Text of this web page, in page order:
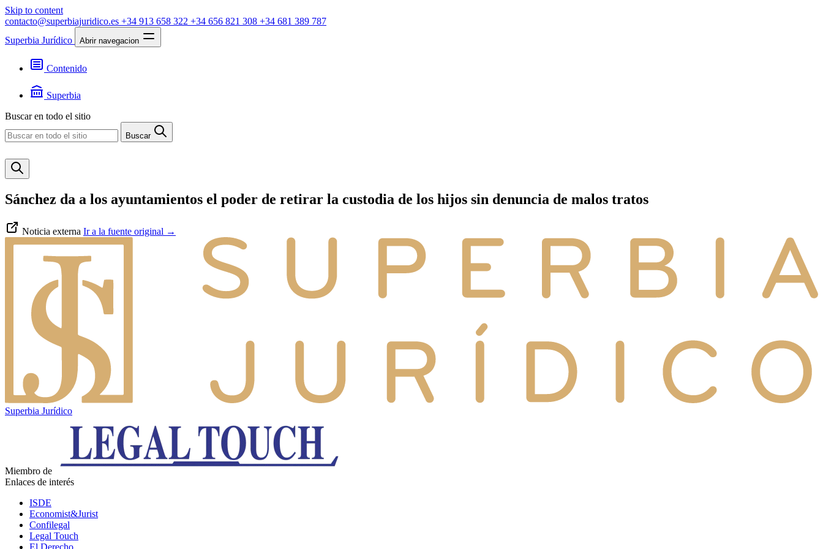
Skip to content
contacto@superbiajuridico.es +34 913 658 322 +34 656 821 308 +34 681 389 787
Superbia Jurídico
Abrir navegacion
Contenido
Jurisprudencia
Noticias
Superbia
Contacto
Buscar en todo el sitio
Buscar
Sánchez da a los ayuntamientos el poder de retirar la custodia de los hijos sin denuncia de malos tratos
Noticia externa Ir a la fuente original →
Superbia Jurídico
Miembro de
Enlaces de interés
ISDE
Economist&Jurist
Confilegal
Legal Touch